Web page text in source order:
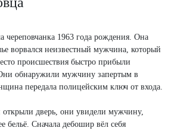
череповчанка 1963 года рождения. Она
ворвался неизвестный мужчина, который
происшествия быстро прибыли
обнаружили мужчину запертым в
передала полицейским ключ от входа.
открыли дверь, они увидели мужчину,
бельё. Сначала дебошир вёл себя